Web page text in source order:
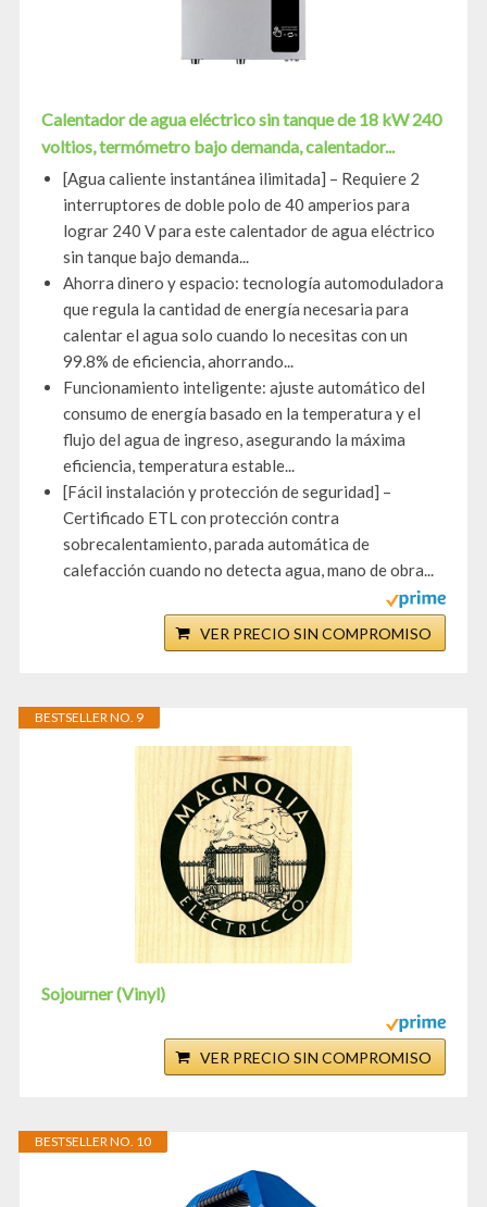
Calentador de agua eléctrico sin tanque de 18 kW 240
voltios, termómetro bajo demanda, calentador...
[Agua caliente instantánea ilimitada] – Requiere 2
interruptores de doble polo de 40 amperios para
lograr 240 V para este calentador de agua eléctrico
sin tanque bajo demanda...
Ahorra dinero y espacio: tecnología automoduladora
que regula la cantidad de energía necesaria para
calentar el agua solo cuando lo necesitas con un
99.8% de eficiencia, ahorrando...
Funcionamiento inteligente: ajuste automático del
consumo de energía basado en la temperatura y el
flujo del agua de ingreso, asegurando la máxima
eficiencia, temperatura estable...
[Fácil instalación y protección de seguridad] –
Certificado ETL con protección contra
sobrecalentamiento, parada automática de
calefacción cuando no detecta agua, mano de obra...
VER PRECIO SIN COMPROMISO
BESTSELLER NO. 9
Sojourner (Vinyl)
VER PRECIO SIN COMPROMISO
BESTSELLER NO. 10